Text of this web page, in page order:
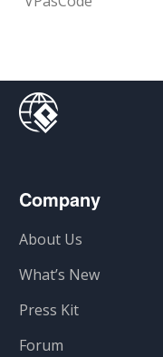
Company
About Us
What’s New
Press Kit
Forum